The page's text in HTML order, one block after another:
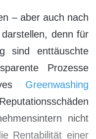
– aber auch nach
denn für
sind enttäuschte
Prozesse
Greenwashing
nicht
Rentabilität einer